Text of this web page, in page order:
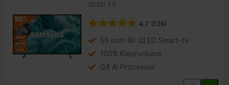
QLED TV
4.7 (139)
50 inch 4K QLED Smart-tv
100% Kleurvolume
Q4 AI Processor